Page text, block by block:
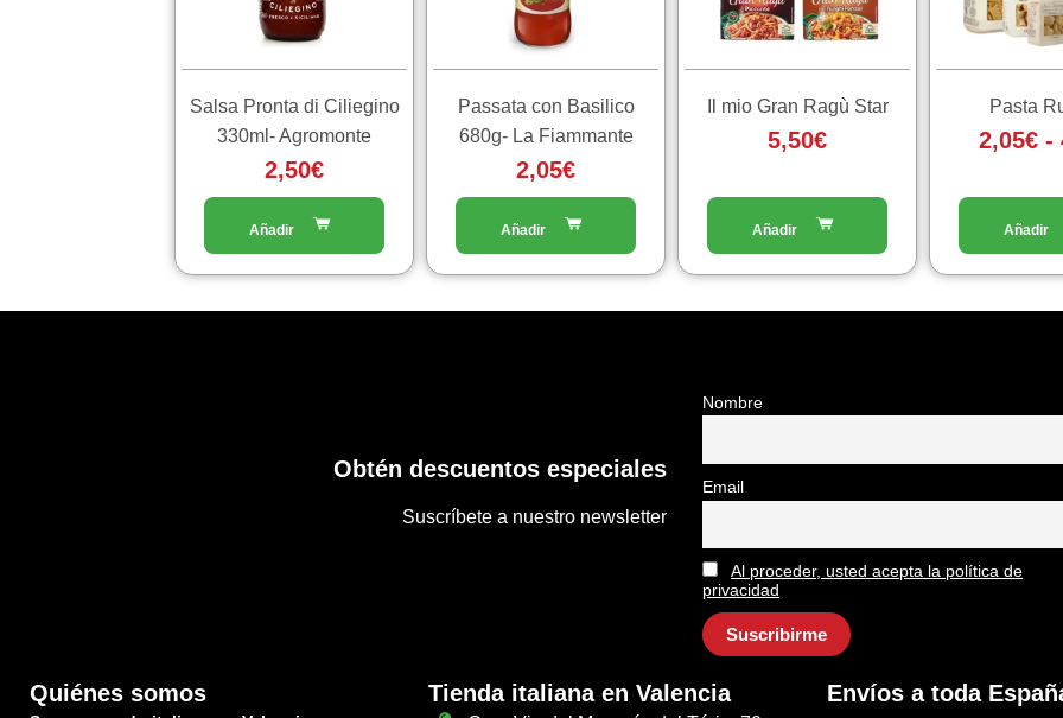
Salsa Pronta di Ciliegino
330ml- Agromonte
2,50€
Passata con Basilico
680g- La Fiammante
2,05€
Il mio Gran Ragù Star
5,50€
opzioni
scelte
del
Pasta
2,05€ -
opzioni
del
Obtén descuentos especiales
Suscríbete a nuestro newsletter
Nombre
Email
Al proceder, usted acepta la política de
privacidad
Quiénes somos Tienda italiana en Valencia Envíos a toda